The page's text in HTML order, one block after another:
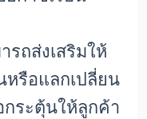
รถส่งเสริมให้
รือแลกเปลี่ยน
กระตุ้นให้ลูกค้า